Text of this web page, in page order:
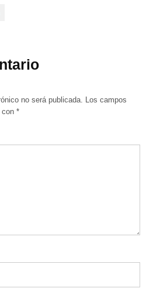
no será publicada. Los campos
con*